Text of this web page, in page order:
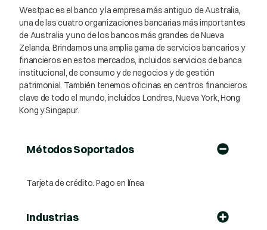
Westpac es el banco y la empresa más antiguo de Australia,
una de las cuatro organizaciones bancarias más importantes
de Australia y uno de los bancos más grandes de Nueva
Zelanda. Brindamos una amplia gama de servicios bancarios y
financieros en estos mercados, incluidos servicios de banca
institucional, de consumo y de negocios y de gestión
patrimonial. También tenemos oficinas en centros financieros
clave de todo el mundo, incluidos Londres, Nueva York, Hong
Kong y Singapur.
Métodos Soportados
Tarjeta de crédito. Pago en línea
Industrias